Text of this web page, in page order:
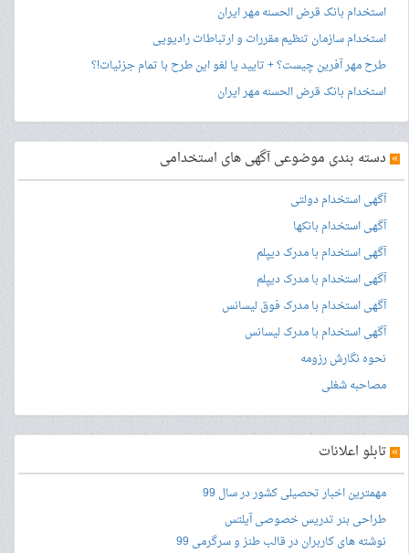
استخدام بانک قرض الحسنه مهر ایران
استخدام سازمان تنظیم مقررات و ارتباطات رادیویی
طرح مهر آفرین چیست؟ + تایید یا لغو این طرح با تمام جزئیات!؟
استخدام بانک قرض الحسنه مهر ایران
» دسته بندی موضوعی آگهی های استخدامی
آگهی استخدام دولتی
آگهی استخدام بانکها
آگهی استخدام با مدرک دیپلم
آگهی استخدام با مدرک دیپلم
آگهی استخدام با مدرک فوق لیسانس
آگهی استخدام با مدرک لیسانس
نحوه نگارش رزومه
مصاحبه شغلی
» تابلو اعلانات
مهمترین اخبار تحصیلی کشور در سال 99
طراحی بنرتدریس خصوصی آیلتس
نوشته های کاربران در قالب طنز و سرگرمی 99